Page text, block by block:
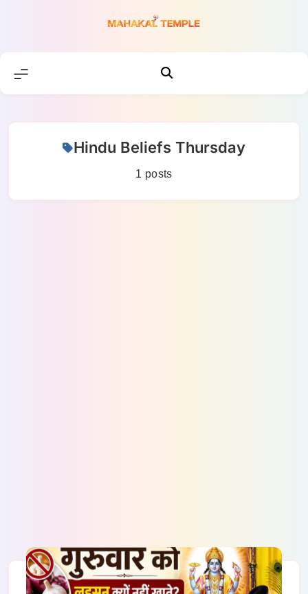
Hindu Beliefs Thursday
1 posts